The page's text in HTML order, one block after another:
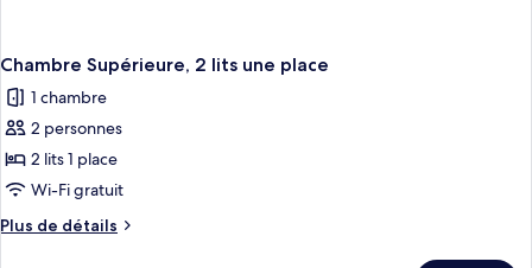
Chambre Supérieure, 2 lits une place
1 chambre
2 personnes
2 lits 1 place
Wi-Fi gratuit
Plus de détails
Plus